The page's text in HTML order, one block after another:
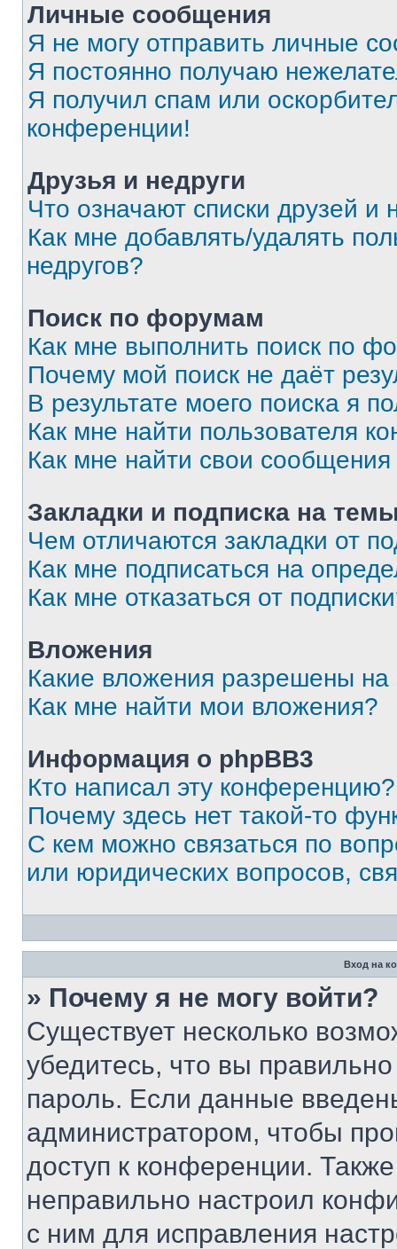
Личные сообщения
Я не могу отправить личные
Я постоянно получаю
Я получил спам или
конференции!
Друзья и недруги
Что означают списки друзей и
Как мне добавлять/удалять
недругов?
Поиск по форумам
Как мне выполнить поиск по
Почему мой поиск не даёт
В результате моего поиска я
Как мне найти пользователя
Как мне найти свои
Закладки и подписка на
Чем отличаются закладки от
Как мне подписаться на
Как мне отказаться от
Вложения
Какие вложения разрешены
Как мне найти мои вложения?
Информация о phpBB3
Кто написал эту конференцию?
Почему здесь нет такой-то
С кем можно связаться по
или юридических вопросов,
Вход на
» Почему я не могу войти?
Существует несколько
убедитесь, что вы
пароль. Если данные
администратором, чтобы
доступ к конференции.
неправильно настроил
с ним для исправления